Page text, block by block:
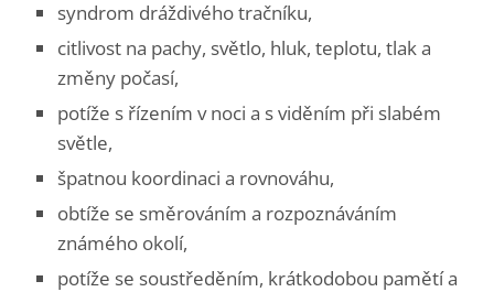
syndrom dráždivého tračníku,
citlivost na pachy, světlo, hluk, teplotu, tlak a
změny počasí,
potíže s řízením v noci a s viděním při slabém
světle,
špatnou koordinaci a rovnováhu,
obtíže se směrováním a rozpoznáváním
známého okolí,
potíže se soustředěním, krátkodobou pamětí a